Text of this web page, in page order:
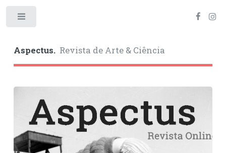
Aspectus.Revista de Arte & Ciência